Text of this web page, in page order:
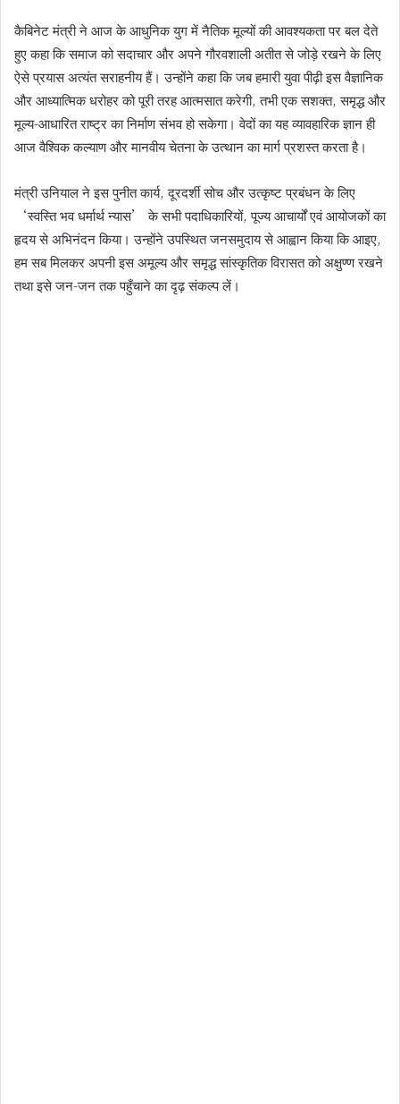
कैबिनेट मंत्री ने आज के आधुनिक युग में नैतिक मूल्यों की आवश्यकता पर बल देते
हुए कहा कि समाज को सदाचार और अपने गौरवशाली अतीत से जोड़े रखने के लिए
ऐसे प्रयास अत्यंत सराहनीय हैं। उन्होंने कहा कि जब हमारी युवा पीढ़ी इस वैज्ञानिक
और आध्यात्मिक धरोहर को पूरी तरह आत्मसात करेगी, तभी एक सशक्त, समृद्ध और
मूल्य-आधारित राष्ट्र का निर्माण संभव हो सकेगा। वेदों का यह व्यावहारिक ज्ञान ही
आज वैश्विक कल्याण और मानवीय चेतना के उत्थान का मार्ग प्रशस्त करता है।
मंत्री उनियाल ने इस पुनीत कार्य, दूरदर्शी सोच और उत्कृष्ट प्रबंधन के लिए
‘स्वस्ति भव धर्मार्थ न्यास’ के सभी पदाधिकारियों, पूज्य आचार्यों एवं आयोजकों का
हृदय से अभिनंदन किया। उन्होंने उपस्थित जनसमुदाय से आह्वान किया कि आइए,
हम सब मिलकर अपनी इस अमूल्य और समृद्ध सांस्कृतिक विरासत को अक्षुण्ण रखने
तथा इसे जन-जन तक पहुँचाने का दृढ़ संकल्प लें।